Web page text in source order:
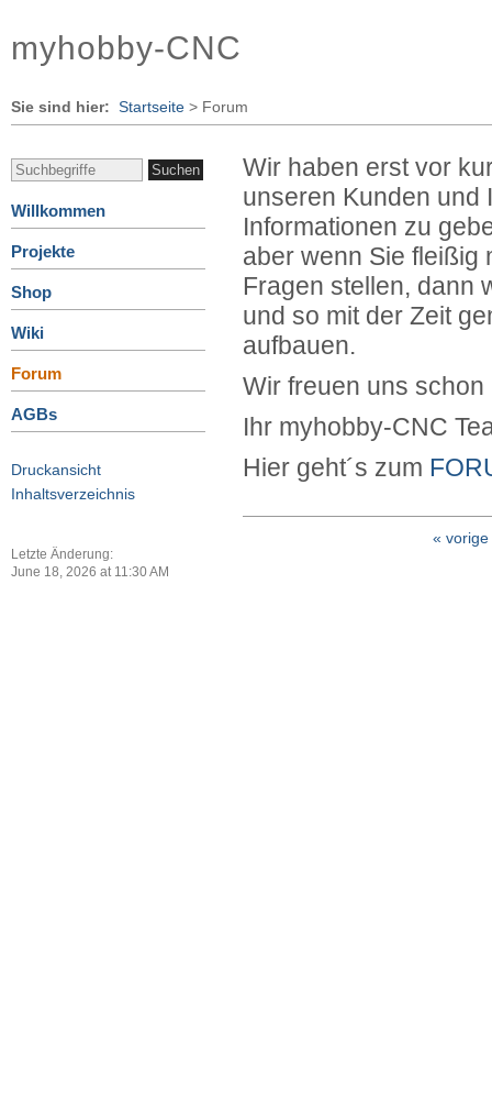
myhobby-CNC
Sie sind hier: Startseite > Forum
Willkommen
Projekte
Shop
Wiki
Forum
AGBs
Druckansicht
Inhaltsverzeichnis
Letzte Änderung:
June 18, 2026 at 11:30 AM
Wir haben erst vor
unseren Kunden und
Informationen zu
aber wenn Sie fleißig
Fragen stellen, dann
und so mit der Zeit
aufbauen.
Wir freuen uns
Ihr myhobby-CNC
Hier geht´s zum
« vorige